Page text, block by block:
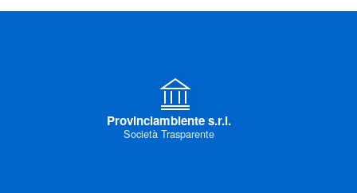
Provinciambiente s.r.l.
Società Trasparente